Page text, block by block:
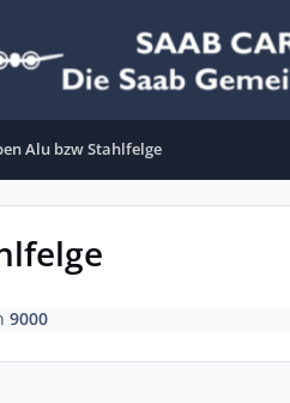
Alu bzw Stahlfelge
9000